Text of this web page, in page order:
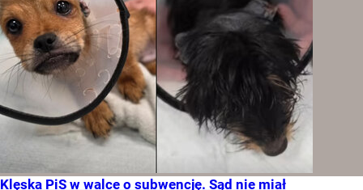
Klęska PiS w walce o subwencję. Sąd nie miał